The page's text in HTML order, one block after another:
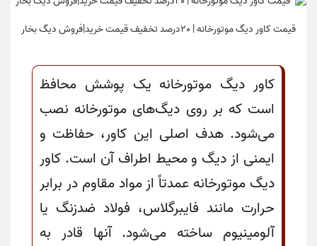
قیمت کاور دیگ موتورخانه | 20درصد تخفیف قیمت خرید|فروش دیگ بخار
کاور دیگ موتورخانه یک پوشش محافظ
است که بر روی دیگ‌های موتورخانه نصب
می‌شود. هدف اصلی این کاور، حفاظت و
ایمنی از دیگ و محیط اطراف آن است. کاور
دیگ موتورخانه عمدتاً از مواد مقاوم در برابر
حرارت مانند فایبرگلاس، فولاد ضدزنگ یا
آلومینیوم ساخته می‌شود. آنها قادر به